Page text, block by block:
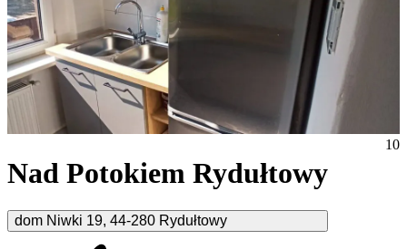
Nad Potokiem Rydułtowy
dom Niwki 19, 44-280 Rydułtowy
10